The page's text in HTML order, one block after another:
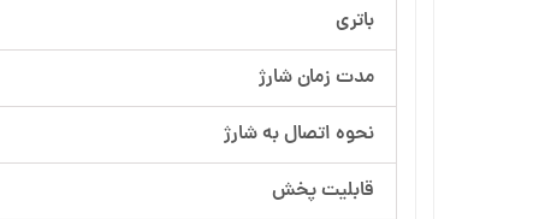
باتری
مدت زمان شارژ
نحوه اتصال به شارژ
قابلیت پخش